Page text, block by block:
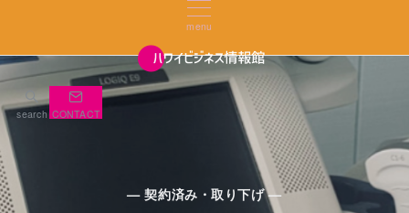
menu
search CONTACT
— 契約済み・取り下げ —